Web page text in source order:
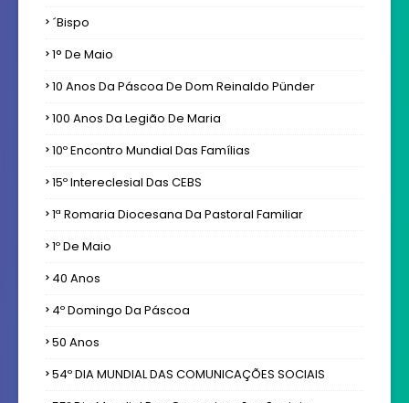
´bispo
1° De Maio
10 Anos Da Páscoa De Dom Reinaldo Pünder
100 Anos Da Legião De Maria
10º Encontro Mundial Das Famílias
15º Intereclesial Das CEBS
1ª Romaria Diocesana Da Pastoral Familiar
1º De Maio
40 Anos
4º Domingo Da Páscoa
50 Anos
54º DIA MUNDIAL DAS COMUNICAÇÕES SOCIAIS